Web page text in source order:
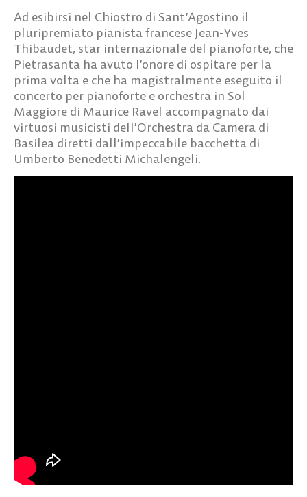
Ad esibirsi nel Chiostro di Sant’Agostino il
pluripremiato pianista francese Jean-Yves
Thibaudet, star internazionale del pianoforte, che
Pietrasanta ha avuto l’onore di ospitare per la
prima volta e che ha magistralmente eseguito il
concerto per pianoforte e orchestra in Sol
Maggiore di Maurice Ravel accompagnato dai
virtuosi musicisti dell’Orchestra da Camera di
Basilea diretti dall’impeccabile bacchetta di
Umberto Benedetti Michalengeli.